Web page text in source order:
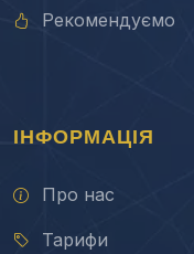
Рекомендуємо
ІНФОРМАЦІЯ
Про нас
Тарифи